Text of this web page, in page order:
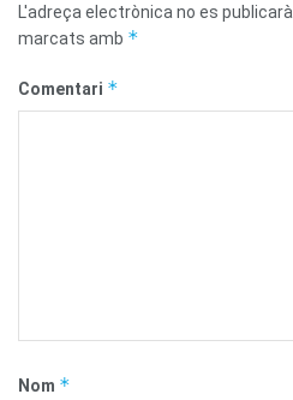
L'adreça electrònica no es publicarà.
marcats amb *
Comentari *
Nom *